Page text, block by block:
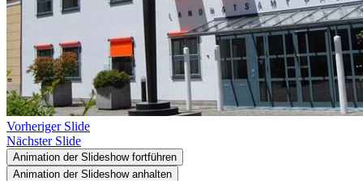
Vorheriger Slide
Nächster Slide
Animation der Slideshow fortführen
Animation der Slideshow anhalten